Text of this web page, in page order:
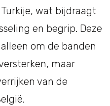
wat bijdraagt
en begrip. Deze
om de banden
maar
van de